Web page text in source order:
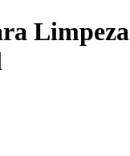
Limpeza